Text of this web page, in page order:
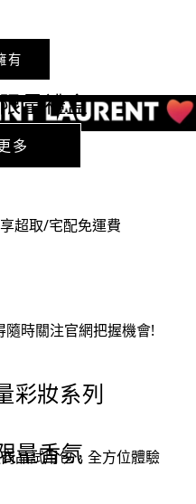
彩妝系列
量香氛
量禮盒
多
倒數月曆
有
超取/宅配免運費
時關注官網把握機會!
品試用包，全方位體驗